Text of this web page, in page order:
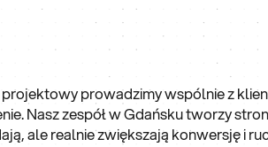
prowadzimy wspólnie z
Nasz zespół w Gdańsku tworzy
ale realnie zwiększają konwersję i